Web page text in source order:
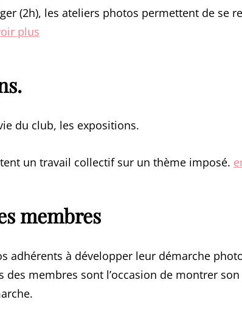
(2h), les ateliers photos permettent de se
plus
du club, les expositions.
un travail collectif sur un thème imposé.
membres
adhérents à développer leur démarche
des membres sont l’occasion de montrer